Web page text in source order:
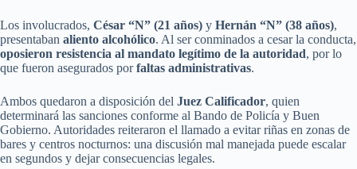
Los involucrados, César “N” (21 años) y Hernán “N” (38 años),
presentaban aliento alcohólico. Al ser conminados a cesar la conducta,
oposieron resistencia al mandato legítimo de la autoridad, por lo
que fueron asegurados porfaltas administrativas.
Ambos quedaron a disposición del Juez Calificador, quien
determinará las sanciones conforme al Bando de Policía y Buen
Gobierno. Autoridades reiteraron el llamado a evitar riñas en zonas de
bares y centros nocturnos: una discusión mal manejada puede escalar
en segundos y dejar consecuencias legales.